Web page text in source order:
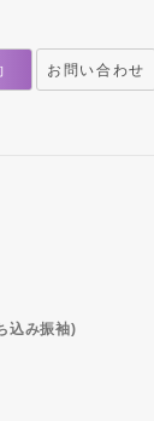
お問い合わせ
込み振袖)